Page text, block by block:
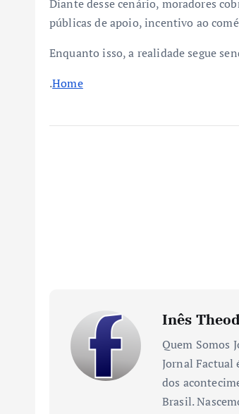
Diante desse cenário, moradores
públicas de apoio, incentivo ao
Enquanto isso, a realidade segue
.Home
Inês
Quem Somos
Jornal
dos
Brasil.